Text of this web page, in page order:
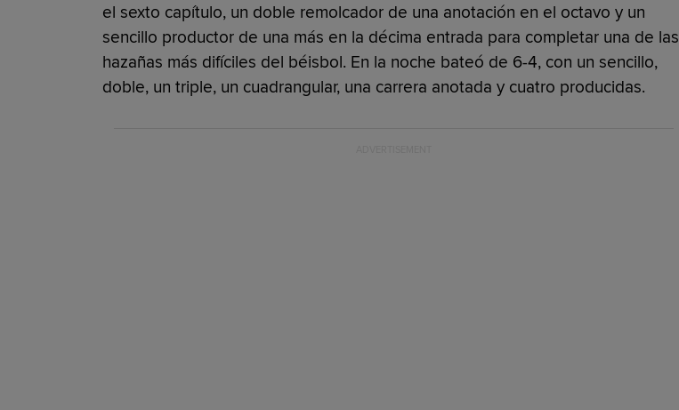
el sexto capítulo, un doble remolcador de una anotación en el octavo y un
sencillo productor de una más en la décima entrada para completar una de las
hazañas más difíciles del béisbol. En la noche bateó de 6-4, con un sencillo,
doble, un triple, un cuadrangular, una carrera anotada y cuatro producidas.